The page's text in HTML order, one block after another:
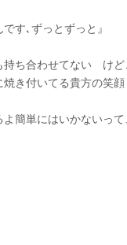
です､ずっとずっと』
持ち合わせてない けど
焼き付いてる貴方の笑
簡単にはいかないって